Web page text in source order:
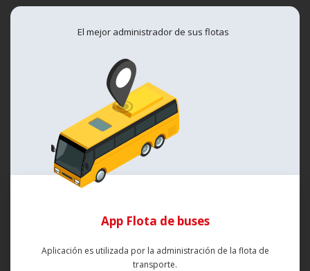
El mejor administrador de sus flotas
App Flota de buses
Aplicación es utilizada por la administración de la flota de
transporte.